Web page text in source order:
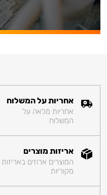
אחריות על המשלוח
אחריות מלאה על
המשלוח
אריזות מוצרים
המוצרים ארוזים באריזות
מקוריות